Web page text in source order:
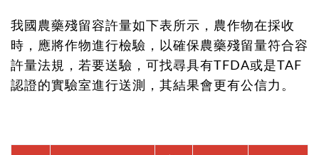
我國農藥殘留容許量如下表所示，農作物在採收
時，應將作物進行檢驗，以確保農藥殘留量符合容
許量法規，若要送驗，可找尋具有TFDA或是TAF
認證的實驗室進行送測，其結果會更有公信力。